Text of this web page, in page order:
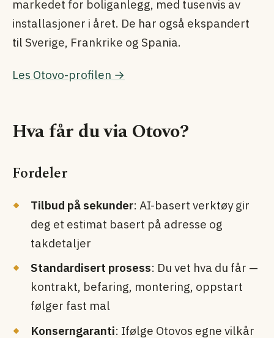
markedet for boliganlegg, med tusenvis av
installasjoner i året. De har også ekspandert
til Sverige, Frankrike og Spania.
Les Otovo-profilen →
Hva får du via Otovo?
Fordeler
Tilbud på sekunder: AI-basert verktøy gir
deg et estimat basert på adresse og
takdetaljer
Standardisert prosess: Du vet hva du får —
kontrakt, befaring, montering, oppstart
følger fast mal
Konsern­garanti: Ifølge Otovos egne vilkår